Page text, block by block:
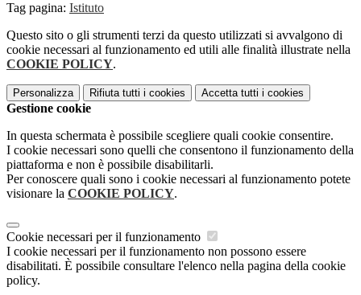
Tag pagina: Istituto
Questo sito o gli strumenti terzi da questo utilizzati si avvalgono di
cookie necessari al funzionamento ed utili alle finalità illustrate nella
COOKIE POLICY.
Personalizza Rifiuta tutti i cookies Accetta tutti i cookies
Gestione cookie
In questa schermata è possibile scegliere quali cookie consentire.
I cookie necessari sono quelli che consentono il funzionamento della
piattaforma e non è possibile disabilitarli.
Per conoscere quali sono i cookie necessari al funzionamento potete
visionare la COOKIE POLICY.
Cookie necessari per il funzionamento
I cookie necessari per il funzionamento non possono essere
disabilitati. È possibile consultare l'elenco nella pagina della cookie
policy.